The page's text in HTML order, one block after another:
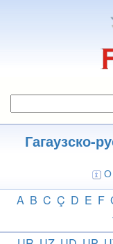
Гагаузско-
О
A B C Ç D E F